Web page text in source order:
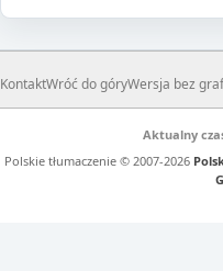
KontaktWróć do góryWersja bez
Aktualny
Polskie tłumaczenie © 2007-2026